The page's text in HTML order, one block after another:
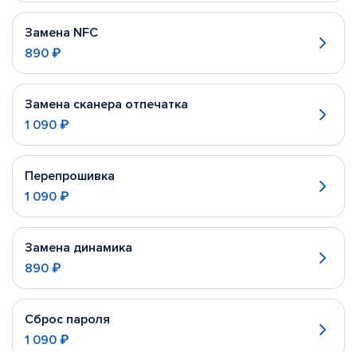
Замена NFC
890 ₽
Замена сканера отпечатка
1 090 ₽
Перепрошивка
1 090 ₽
Замена динамика
890 ₽
Сброс пароля
1 090 ₽